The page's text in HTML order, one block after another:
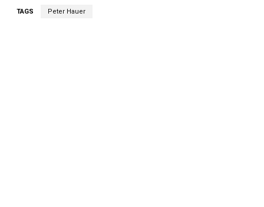
TAGS Peter Hauer